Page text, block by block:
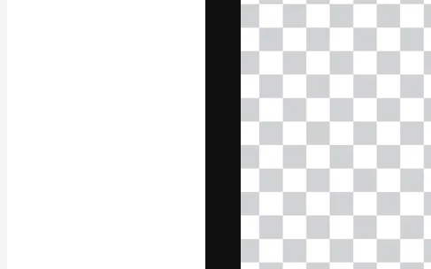
Copyright © 2010-2026